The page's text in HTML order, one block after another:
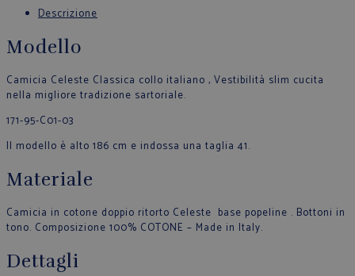
Descrizione
Modello
Camicia Celeste Classica collo italiano , Vestibilità slim cucita
nella migliore tradizione sartoriale.
171-95-C01-03
Il modello è alto 186 cm e indossa una taglia 41.
Materiale
Camicia in cotone doppio ritorto Celeste base popeline . Bottoni in
tono. Composizione 100% COTONE – Made in Italy.
Dettagli